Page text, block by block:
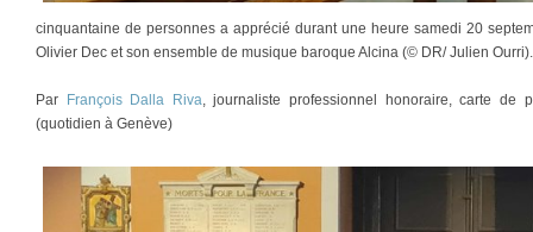
cinquantaine de personnes a apprécié durant une heure samedi 20
Olivier Dec et son ensemble de musique baroque Alcina (© DR/ Julien Ourri).
Par François Dalla Riva , journaliste professionnel honoraire, carte de
(quotidien à Genève)